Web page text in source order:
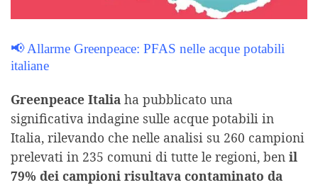
📢 Allarme Greenpeace: PFAS nelle acque potabili
italiane
Greenpeace Italia ha pubblicato una
significativa indagine sulle acque potabili in
Italia, rilevando che nelle analisi su 260 campioni
prelevati in 235 comuni di tutte le regioni, ben il
79% dei campioni risultava contaminato da